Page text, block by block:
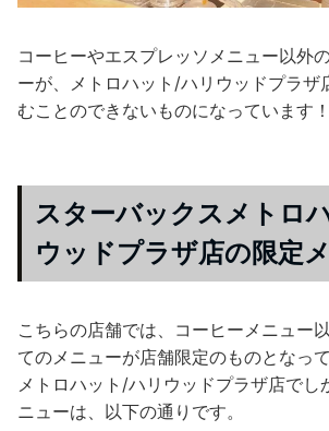
コーヒーやエスプレッソメニュー以外
ーが、メトロハット/ハリウッドプラザ
むことのできないものになっています！
スターバックスメトロ
ウッドプラザ店の限定
こちらの店舗では、コーヒーメニュー
てのメニューが店舗限定のものとなって
メトロハット/ハリウッドプラザ店でし
ニューは、以下の通りです。